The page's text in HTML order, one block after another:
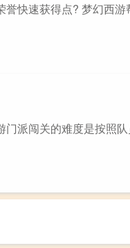
誉快速获得点? 梦幻西
门派闯关的难度是按照